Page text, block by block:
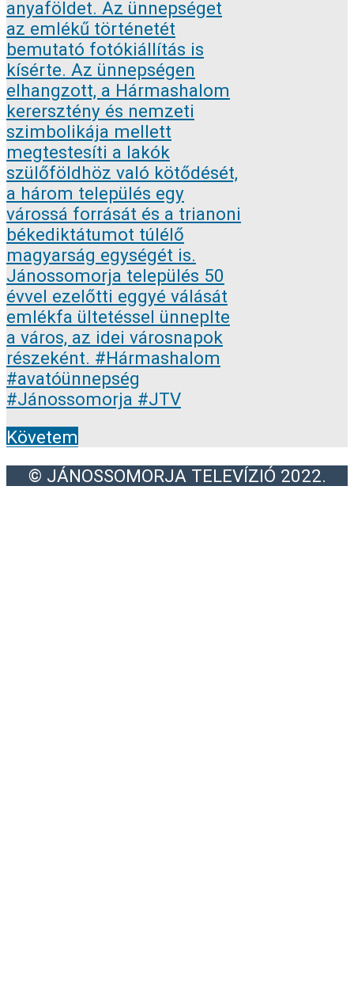
Követem
© JÁNOSSOMORJA TELEVÍZIÓ 2022.